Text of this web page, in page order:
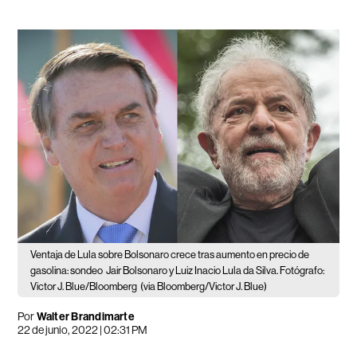
Ventaja de Lula sobre Bolsonaro crece tras aumento en precio de
gasolina: sondeo Jair Bolsonaro y Luiz Inacio Lula da Silva. Fotógrafo:
Victor J. Blue/Bloomberg (via Bloomberg/Victor J. Blue)
PorWalter Brandimarte
22 de junio, 2022 | 02:31 PM